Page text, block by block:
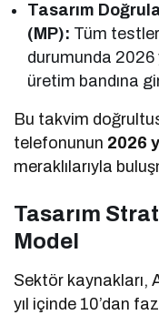
Tasarım
(MP): Tüm
durumunda 2026
üretim bandına
Bu takvim
telefonunun 2026
meraklılarıyla
Tasarım
Model
Sektör kaynakları,
yıl içinde 10’dan